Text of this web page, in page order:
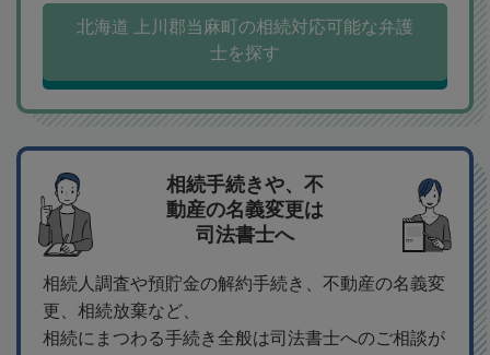
北海道 上川郡当麻町の相続対応可能な弁護
士を探す
相続手続きや、不
動産の名義変更は
司法書士へ
相続人調査や預貯金の解約手続き、不動産の名義変
更、相続放棄など、
相続にまつわる手続き全般は司法書士へのご相談が